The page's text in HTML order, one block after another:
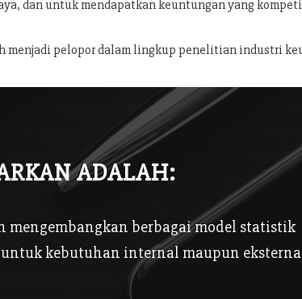
dan untuk mendapatkan keuntungan yang
menjadi pelopor dalam lingkup penelitian industri
ADALAH:
berbagai model statistik
kebutuhan internal maupun